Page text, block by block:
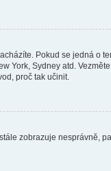
Pokud se jedná o
York, Sydney atd.
proč tak učinit.
zobrazuje nesprávně,